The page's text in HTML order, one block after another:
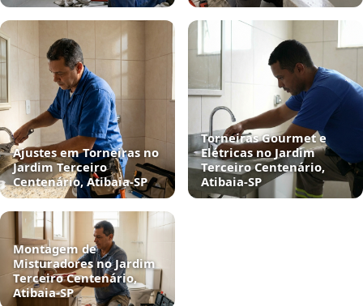
Ajustes em Torneiras no
Jardim Terceiro
Centenário, Atibaia‑SP
Torneiras Gourmet e
Elétricas no Jardim
Terceiro Centenário,
Atibaia‑SP
Montagem de
Misturadores no Jardim
Terceiro Centenário,
Atibaia‑SP